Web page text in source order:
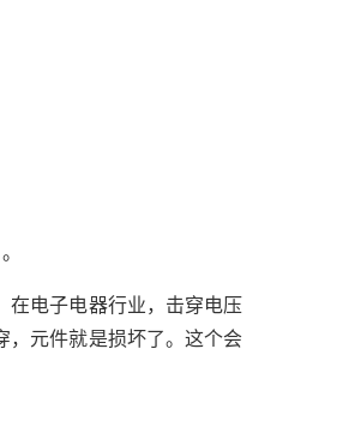
在电子电器行业，击穿电压
，元件就是损坏了。这个会